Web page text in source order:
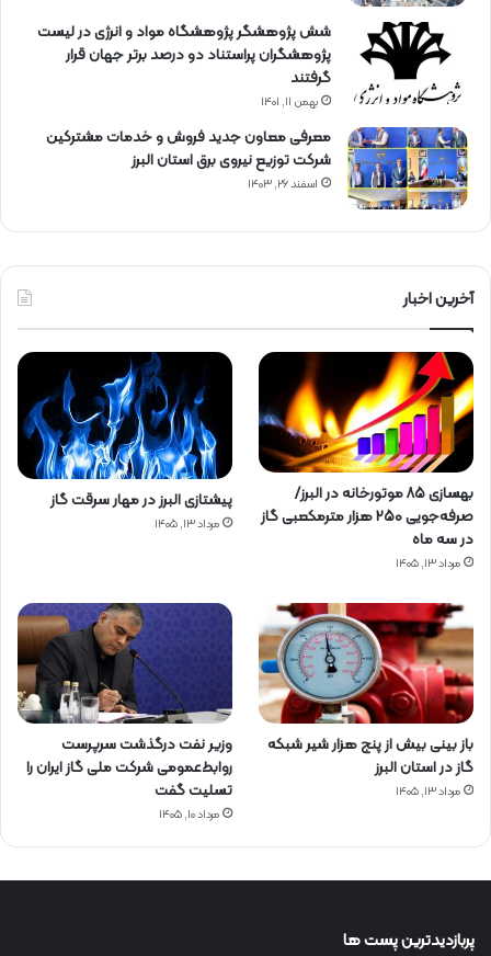
شش پژوهشگر پژوهشگاه مواد و انرژی در لیست
پژوهشگران پراستناد دو درصد برتر جهان قرار
گرفتند
بهمن ۱۱, ۱۴۰۱
معرفی معاون جدید فروش و خدمات مشتركین
شركت توزیع نیروی برق استان البرز
اسفند ۲۶, ۱۴۰۳
آخرین اخبار
بهسازی ۸۵ موتورخانه در البرز/
صرفه‌جویی ۲۵۰ هزار مترمکعبی گاز
در سه ماه
مرداد ۱۳, ۱۴۰۵
پیشتازی البرز در مهار سرقت گاز
مرداد ۱۳, ۱۴۰۵
باز بینی بیش از پنج هزار شیر شبکه
گاز در استان البرز
مرداد ۱۳, ۱۴۰۵
وزیر نفت درگذشت سرپرست
روابط‌عمومی شرکت ملی گاز ایران را
تسلیت گفت
مرداد ۱۰, ۱۴۰۵
پربازدیدترین پست ها